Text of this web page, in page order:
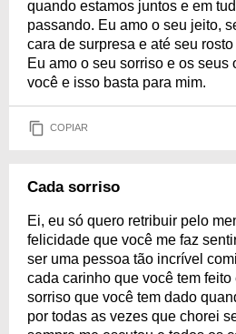
quando estamos juntos e em
passando. Eu amo o seu jeito,
cara de surpresa e até seu
Eu amo o seu sorriso e os seus
você e isso basta para mim.
COPIAR
Cada sorriso
Ei, eu só quero retribuir pelo
felicidade que você me faz
ser uma pessoa tão incrível
cada carinho que você tem feito
sorriso que você tem dado
por todas as vezes que chorei